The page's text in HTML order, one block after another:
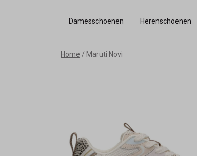
Damesschoenen Herenschoenen
Maruti
Home Maruti Novi